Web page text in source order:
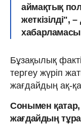
аймақтық
жеткізілді",
Бұзақылық
тергеу жүріп
жағдайдың ақ-
Сонымен
жағдайдың